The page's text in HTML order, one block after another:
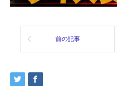
前の記事